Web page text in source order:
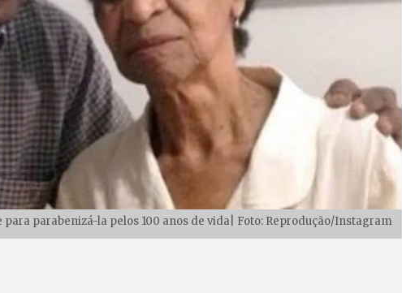
para parabenizá-la pelos 100 anos de vida| Foto: Reprodução/Instagram